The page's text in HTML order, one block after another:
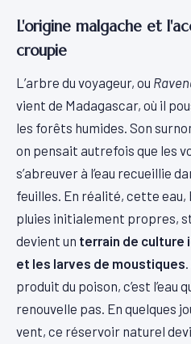
L'origine malgache et
croupie
L’arbre du voyageur, ou
vient de Madagascar, où il
les forêts humides. Son
on pensait autrefois que les
s’abreuver à l’eau recueillie
feuilles. En réalité, cette eau,
pluies initialement propres,
devient un terrain de culture
et les larves de moustiques
produit du poison, c’est l’eau
renouvelle pas. En quelques
vent, ce réservoir naturel